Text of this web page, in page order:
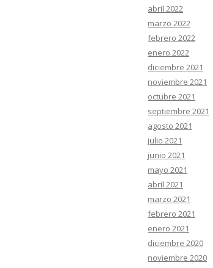
abril 2022
marzo 2022
febrero 2022
enero 2022
diciembre 2021
noviembre 2021
octubre 2021
septiembre 2021
agosto 2021
julio 2021
junio 2021
mayo 2021
abril 2021
marzo 2021
febrero 2021
enero 2021
diciembre 2020
noviembre 2020